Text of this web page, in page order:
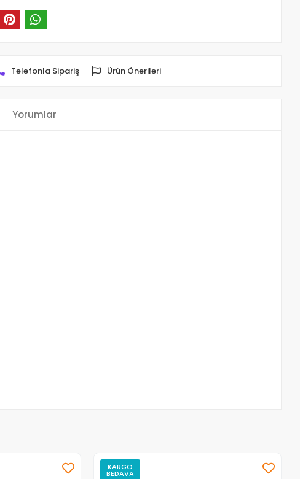
Telefonla Sipariş Ürün Önerileri
Yorumlar
KARGO
BEDAVA